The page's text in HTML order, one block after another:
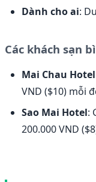
Dành cho ai:
Các khách sạn
Mai Chau Hotel
VND ($10) mỗi
Sao Mai Hotel:
200.000 VND